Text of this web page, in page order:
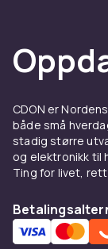
Høy midje
Bomull
Blonder gir
ekstra
Match med
Under
CDON er
både små
stadig større
og elektronikk til
Ting for livet,